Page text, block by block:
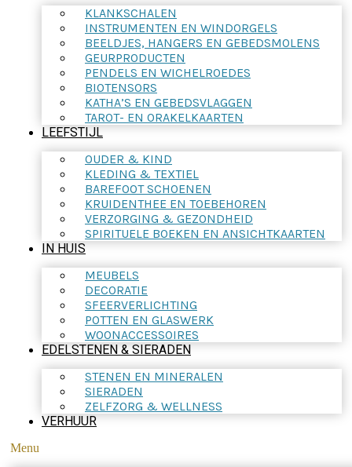
KLANKSCHALEN
INSTRUMENTEN EN WINDORGELS
BEELDJES, HANGERS EN GEBEDSMOLENS
GEURPRODUCTEN
PENDELS EN WICHELROEDES
BIOTENSORS
KATHA’S EN GEBEDSVLAGGEN
TAROT- EN ORAKELKAARTEN
LEEFSTIJL
OUDER & KIND
KLEDING & TEXTIEL
BAREFOOT SCHOENEN
KRUIDENTHEE EN TOEBEHOREN
VERZORGING & GEZONDHEID
SPIRITUELE BOEKEN EN ANSICHTKAARTEN
IN HUIS
MEUBELS
DECORATIE
SFEERVERLICHTING
POTTEN EN GLASWERK
WOONACCESSOIRES
EDELSTENEN & SIERADEN
STENEN EN MINERALEN
SIERADEN
ZELFZORG & WELLNESS
VERHUUR
Menu